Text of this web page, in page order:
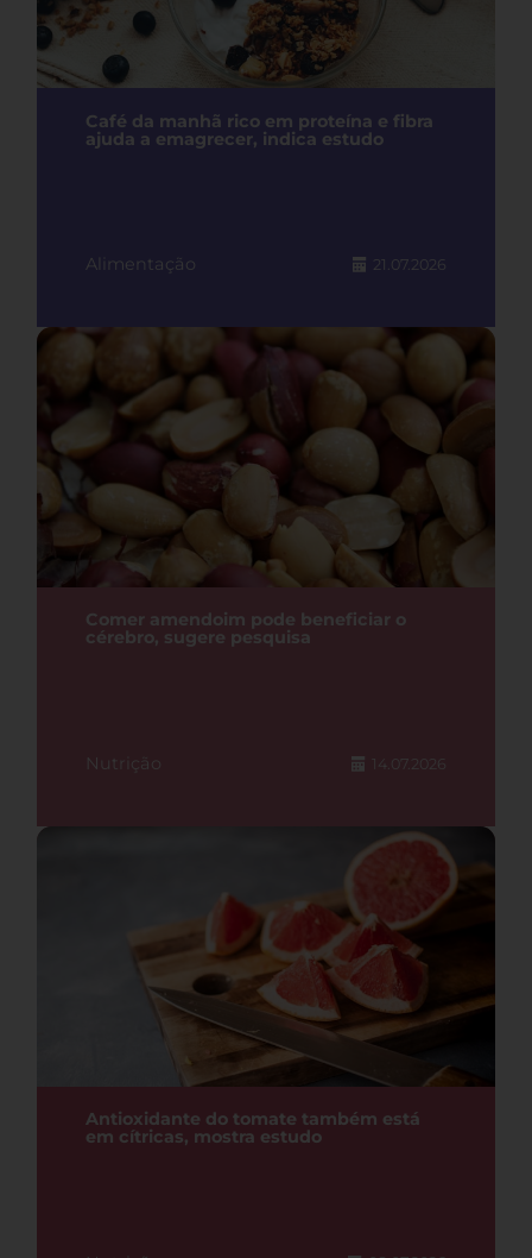
Café da manhã rico em proteína e fibra
ajuda a emagrecer, indica estudo
Alimentação 21.07.2026
Comer amendoim pode beneficiar o
cérebro, sugere pesquisa
Nutrição 14.07.2026
Antioxidante do tomate também está
em cítricas, mostra estudo